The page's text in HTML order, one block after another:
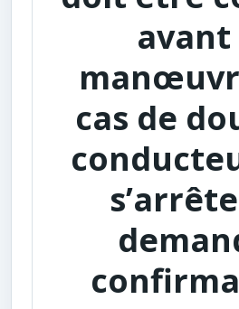
avant
cas de